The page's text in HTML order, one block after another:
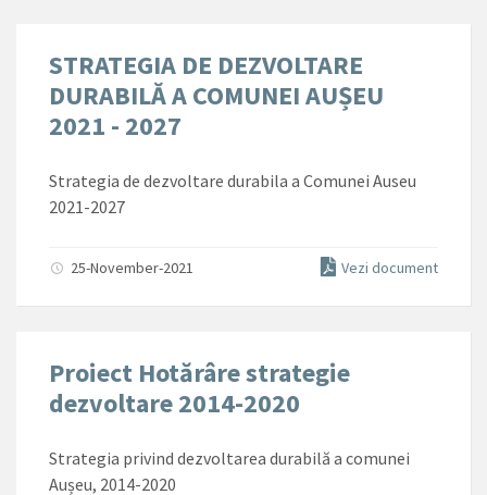
STRATEGIA DE DEZVOLTARE
DURABILĂ A COMUNEI AUȘEU
2021 - 2027
Strategia de dezvoltare durabila a Comunei Auseu
2021-2027
25-November-2021 Vezi document
Proiect Hotărâre strategie
dezvoltare 2014-2020
Strategia privind dezvoltarea durabilă a comunei
Aușeu, 2014-2020